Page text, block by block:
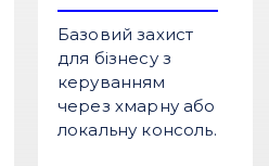
Базовий захист
для бізнесу з
керуванням
через хмарну або
локальну консоль.